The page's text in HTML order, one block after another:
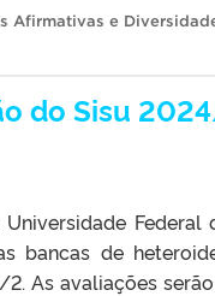
Afirmativas e
do Sisu
Federal
bancas de
As avaliações